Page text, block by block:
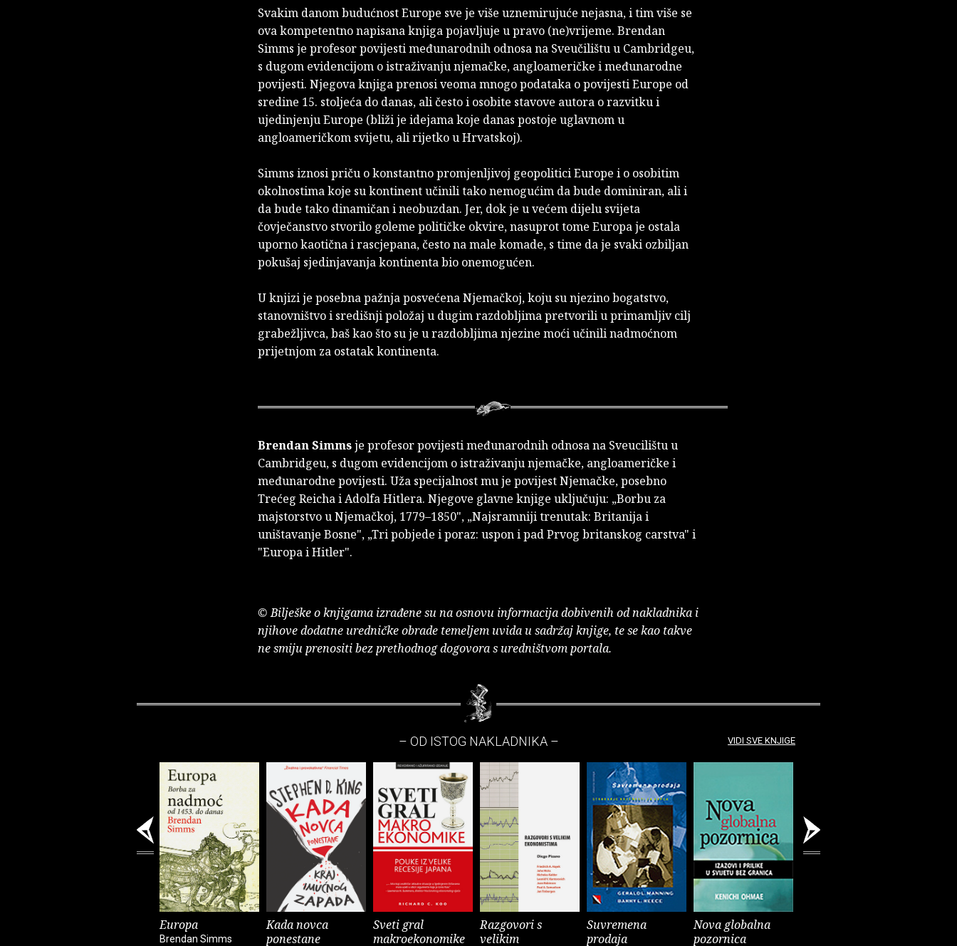
Svakim danom budućnost Europe sve je više uznemirujuće nejasna, i tim više se
ova kompetentno napisana knjiga pojavljuje u pravo (ne)vrijeme. Brendan
Simms je profesor povijesti međunarodnih odnosa na Sveučilištu u Cambridgeu,
s dugom evidencijom o istraživanju njemačke, angloameričke i međunarodne
povijesti. Njegova knjiga prenosi veoma mnogo podataka o povijesti Europe od
sredine 15. stoljeća do danas, ali često i osobite stavove autora o razvitku i
ujedinjenju Europe (bliži je idejama koje danas postoje uglavnom u
angloameričkom svijetu, ali rijetko u Hrvatskoj).
Simms iznosi priču o konstantno promjenljivoj geopolitici Europe i o osobitim
okolnostima koje su kontinent učinili tako nemogućim da bude dominiran, ali i
da bude tako dinamičan i neobuzdan. Jer, dok je u većem dijelu svijeta
čovječanstvo stvorilo goleme političke okvire, nasuprot tome Europa je ostala
uporno kaotična i rascjepana, često na male komade, s time da je svaki ozbiljan
pokušaj sjedinjavanja kontinenta bio onemogućen.
U knjizi je posebna pažnja posvećena Njemačkoj, koju su njezino bogatstvo,
stanovništvo i središnji položaj u dugim razdobljima pretvorili u primamljiv cilj
grabežljivca, baš kao što su je u razdobljima njezine moći učinili nadmoćnom
prijetnjom za ostatak kontinenta.
Brendan Simmsje profesor povijesti međunarodnih odnosa na Sveucilištu u
Cambridgeu, s dugom evidencijom o istraživanju njemačke, angloameričke i
međunarodne povijesti. Uža specijalnost mu je povijest Njemačke, posebno
Trećeg Reicha i Adolfa Hitlera. Njegove glavne knjige uključuju: „Borbu za
majstorstvo u Njemačkoj, 1779–1850", „Najsramniji trenutak: Britanija i
uništavanje Bosne", „Tri pobjede i poraz: uspon i pad Prvog britanskog carstva" i
"Europa i Hitler".
© Bilješke o knjigama izrađene su na osnovu informacija dobivenih od nakladnika i
njihove dodatne uredničke obrade temeljem uvida u sadržaj knjige, te se kao takve
ne smiju prenositi bez prethodnog dogovora s uredništvom portala.
– OD ISTOG NAKLADNIKA –
Europa
Brendan Simms
Kada novca
ponestane
Sveti gral
makroekonomike
Razgovori s
velikim
Suvremena
prodaja
Nova globalna
pozornica
VIDI SVE KNJIGE